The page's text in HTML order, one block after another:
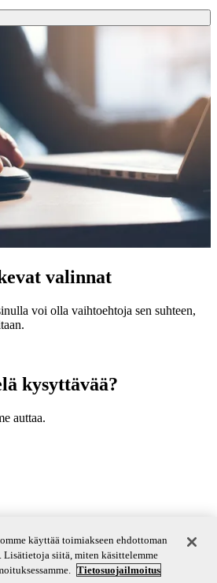
valinnat
voi olla vaihtoehtoja sen suhteen,
kysyttävää?
auttaa.
käyttää toimiakseen ehdottoman
Lisätietoja siitä, miten käsittelemme
Tietosuojailmoitus